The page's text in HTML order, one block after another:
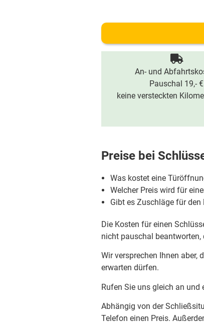
An- und
Pauschal 19,- €
keine versteckten
Preise bei
Was kostet eine
Welcher Preis wird für
Gibt es Zuschläge für
Die Kosten für einen
nicht pauschal
Wir versprechen Ihnen aber,
erwarten dürfen.
Rufen Sie uns gleich an und
Abhängig von der
Telefon einen Preis.